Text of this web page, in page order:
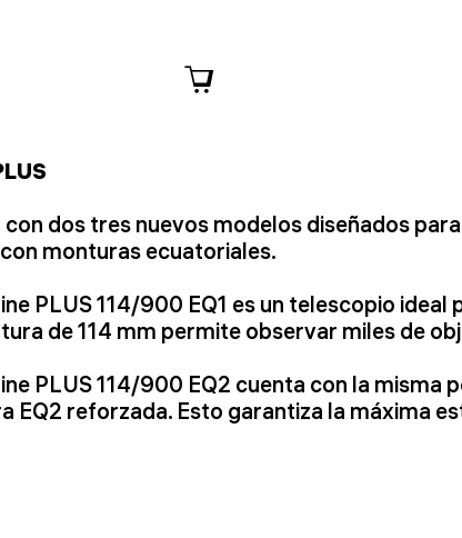
con dos tres nuevos modelos diseñados
monturas ecuatoriales.
PLUS 114/900 EQ1 es un telescopio
de 114 mm permite observar miles de
PLUS 114/900 EQ2 cuenta con la
EQ2 reforzada. Esto garantiza la máxima